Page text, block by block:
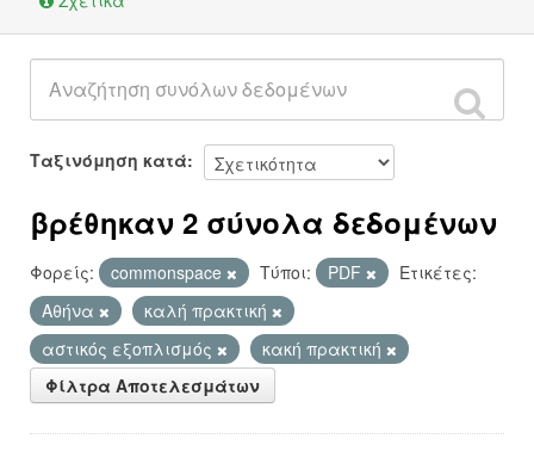
Ταξινόμηση κατά
βρέθηκαν 2 σύνολα δεδομένων
Φορείς: commonspace Τύποι: PDF
Ετικέτες:
Αθήνα
καλή πρακτική
αστικός εξοπλισμός
κακή πρακτική
Φίλτρα Αποτελεσμάτων